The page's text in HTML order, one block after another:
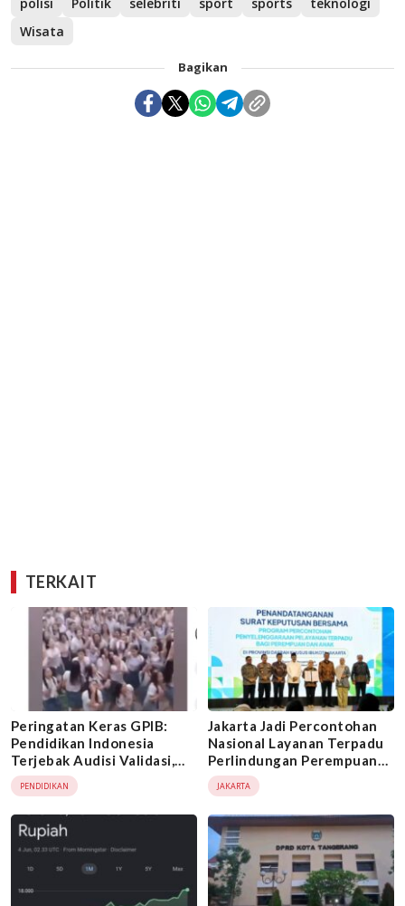
Wisata
Bagikan
TERKAIT
Peringatan Keras GPIB:
Pendidikan Indonesia
Terjebak Audisi Validasi,
Moral dan Ilmu Justru
Tertinggal
PENDIDIKAN
Jakarta Jadi Percontohan
Nasional Layanan Terpadu
Perlindungan Perempuan
dan Anak
JAKARTA